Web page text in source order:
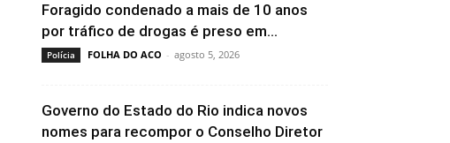
Foragido condenado a mais de 10 anos
por tráfico de drogas é preso em...
Polícia FOLHA DO ACO - agosto 5, 2026
Governo do Estado do Rio indica novos
nomes para recompor o Conselho Diretor